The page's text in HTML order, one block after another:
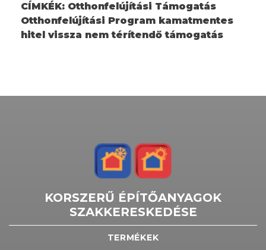
CÍMKÉK: Otthonfelújítási Támogatás
Otthonfelújítási Program kamatmentes
hitel vissza nem térítendő támogatás
KORSZERŰ ÉPÍTŐANYAGOK
SZAKKERESKEDÉSE
TERMÉKEK